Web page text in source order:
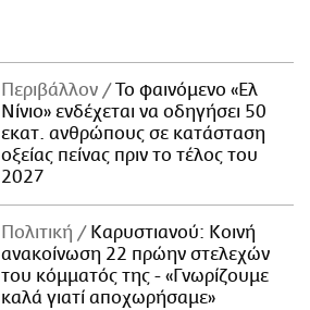
Περιβάλλον
Το φαινόμενο «Ελ
Νίνιο» ενδέχεται να οδηγήσει 50
εκατ. ανθρώπους σε κατάσταση
οξείας πείνας πριν το τέλος του
2027
Πολιτική
Καρυστιανού: Κοινή
ανακοίνωση 22 πρώην στελεχών
του κόμματός της - «Γνωρίζουμε
καλά γιατί αποχωρήσαμε»